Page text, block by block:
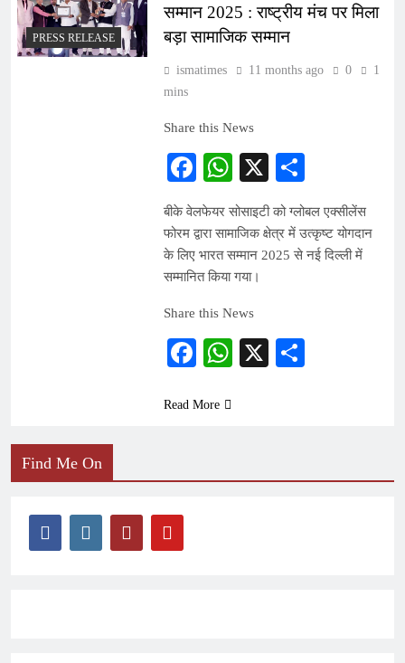
PRESS RELEASE
सम्मान 2025 : राष्ट्रीय मंच पर मिला
बड़ा सामाजिक सम्मान
ismatimes 11 months ago 0
1
mins
Share this News
Facebook
WhatsApp
X
बीके वेलफेयर सोसाइटी को ग्लोबल एक्सीलेंस
फोरम द्वारा सामाजिक क्षेत्र में उत्कृष्ट योगदान
के लिए भारत सम्मान 2025 से नई दिल्ली में
सम्मानित किया गया।
Share this News
Facebook
WhatsApp
X
Read More
Find Me On